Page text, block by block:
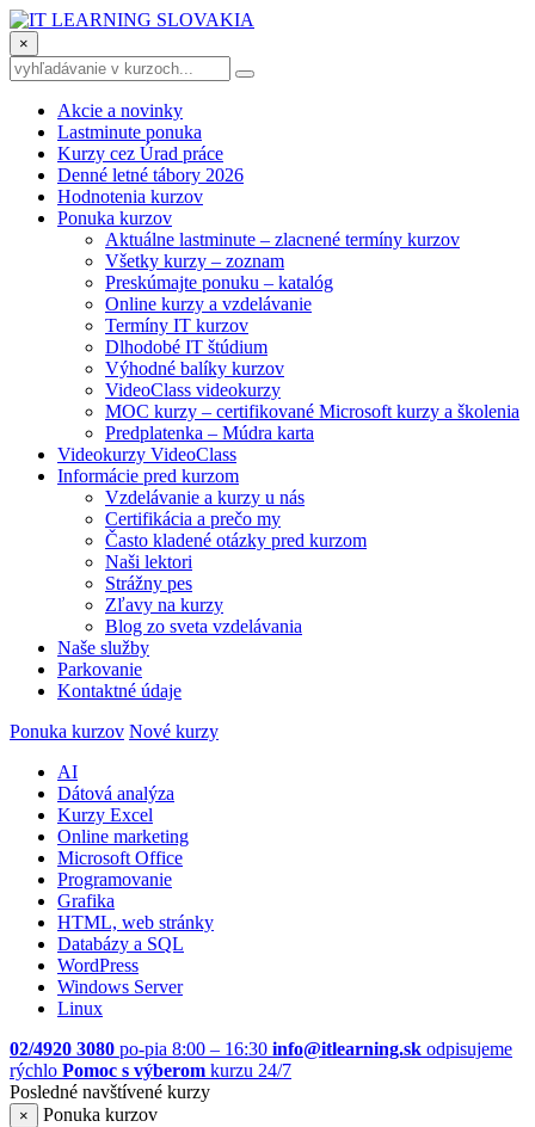
×
Akcie a novinky
Lastminute ponuka
Kurzy cez Úrad práce
Denné letné tábory 2026
Hodnotenia kurzov
Ponuka kurzov
Aktuálne lastminute – zlacnené termíny kurzov
Všetky kurzy – zoznam
Preskúmajte ponuku – katalóg
Online kurzy a vzdelávanie
Termíny IT kurzov
Dlhodobé IT štúdium
Výhodné balíky kurzov
VideoClass videokurzy
MOC kurzy – certifikované Microsoft kurzy a školenia
Predplatenka – Múdra karta
Videokurzy VideoClass
Informácie pred kurzom
Vzdelávanie a kurzy u nás
Certifikácia a prečo my
Často kladené otázky pred kurzom
Naši lektori
Strážny pes
Zľavy na kurzy
Blog zo sveta vzdelávania
Naše služby
Parkovanie
Kontaktné údaje
Ponuka kurzov Nové kurzy
AI
Dátová analýza
Kurzy Excel
Online marketing
Microsoft Office
Programovanie
Grafika
HTML, web stránky
Databázy a SQL
WordPress
Windows Server
Linux
02/4920 3080 po-pia 8:00 – 16:30 info@itlearning.sk odpisujeme
rýchlo Pomoc s výberom kurzu 24/7
Posledné navštívené kurzy
×
Ponuka kurzov